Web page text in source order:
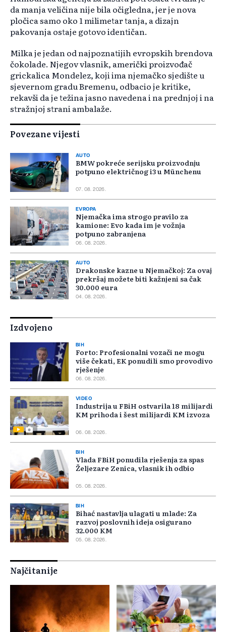
da manja veličina nije bila očigledna, jer je nova
pločica samo oko 1 milimetar tanja, a dizajn
pakovanja ostaje gotovo identičan.
Milka je jedan od najpoznatijih evropskih brendova
čokolade. Njegov vlasnik, američki proizvođač
grickalica Mondelez, koji ima njemačko sjedište u
sjevernom gradu Bremenu, odbacio je kritike,
rekavši da je težina jasno navedena i na prednjoj i na
stražnjoj strani ambalaže.
Povezane vijesti
AUTO
BMW pokreće serijsku proizvodnju
potpuno električnog i3 u Münchenu
07. 08. 2026.
EVROPA
Njemačka ima strogo pravilo za
kamione: Evo kada im je vožnja
potpuno zabranjena
06. 08. 2026.
AUTO
Drakonske kazne u Njemačkoj: Za ovaj
prekršaj možete biti kažnjeni sa čak
30.000 eura
04. 08. 2026.
Izdvojeno
BIH
Forto: Profesionalni vozači ne mogu
više čekati, EK ponudili smo provodivo
rješenje
06. 08. 2026.
VIDEO
Industrija u FBiH ostvarila 18 milijardi
KM prihoda i šest milijardi KM izvoza
06. 08. 2026.
BIH
Vlada FBiH ponudila rješenja za spas
Željezare Zenica, vlasnik ih odbio
05. 08. 2026.
BIH
Bihać nastavlja ulagati u mlade: Za
razvoj poslovnih ideja osigurano
32.000 KM
05. 08. 2026.
Najčitanije